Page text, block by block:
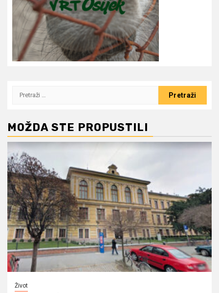
Pretraži:
MOŽDA STE PROPUSTILI
Život